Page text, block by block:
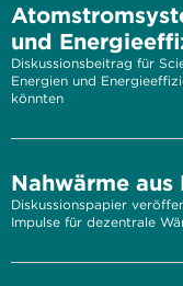
und
Diskussionsbeitrag für
Energien und
könnten
Nahwärme aus
Diskussionspapier
Impulse für dezentrale